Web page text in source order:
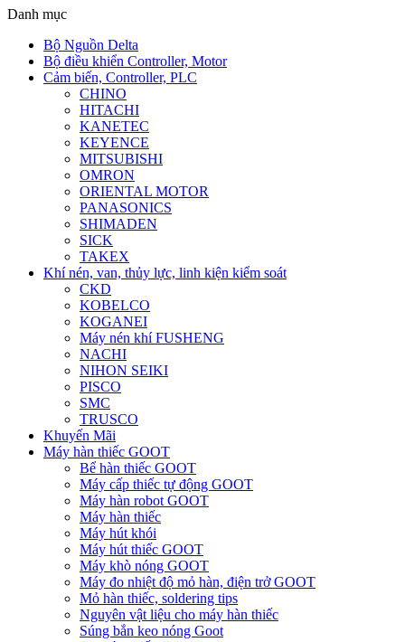
Danh mục
Bộ Nguồn Delta
Bộ điều khiển Controller, Motor
Cảm biến, Controller, PLC
CHINO
HITACHI
KANETEC
KEYENCE
MITSUBISHI
OMRON
ORIENTAL MOTOR
PANASONICS
SHIMADEN
SICK
TAKEX
Khí nén, van, thủy lực, linh kiện kiểm soát
CKD
KOBELCO
KOGANEI
Máy nén khí FUSHENG
NACHI
NIHON SEIKI
PISCO
SMC
TRUSCO
Khuyến Mãi
Máy hàn thiếc GOOT
Bể hàn thiếc GOOT
Máy cấp thiếc tự động GOOT
Máy hàn robot GOOT
Máy hàn thiếc
Máy hút khói
Máy hút thiếc GOOT
Máy khò nóng GOOT
Máy đo nhiệt độ mỏ hàn, điện trở GOOT
Mỏ hàn thiếc, soldering tips
Nguyên vật liệu cho máy hàn thiếc
Súng bắn keo nóng Goot